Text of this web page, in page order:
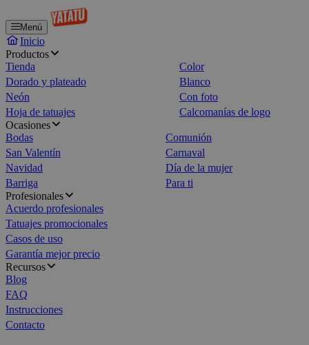
Menú
Inicio
Productos
Tienda
Color
Dorado y plateado
Blanco
Neón
Con foto
Hoja de tatuajes
Calcomanías de logo
Ocasiones
Bodas
Comunión
San Valentín
Carnaval
Navidad
Día de la mujer
Barriga
Para ti
Profesionales
Acuerdo profesionales
Tatuajes promocionales
Casos de uso
Garantía mejor precio
Recursos
Blog
FAQ
Instrucciones
Contacto